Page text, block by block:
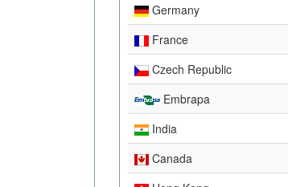
Germany
France
Czech Republic
Embrapa
India
Canada